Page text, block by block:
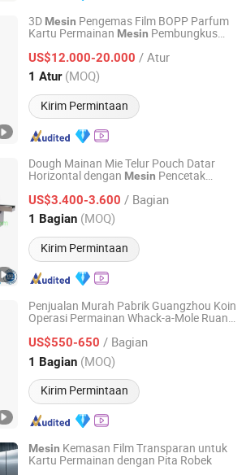
3D Mesin Pengemas Film BOPP Parfum
Kartu Permainan Mesin Pembungkus
US$12.000-20.000 / Atur
1 Atur (MOQ)
Kirim Permintaan
Import and Export Group Co., Ltd.
Harga mulai 2022
Dough Mainan Mie Telur Pouch Datar
Horizontal dengan Mesin Pencetak
US$3.400-3.600 / Bagian
1 Bagian (MOQ)
Kirim Permintaan
Co., Ltd.
Harga mulai 2010
Penjualan Murah Pabrik Guangzhou Koin
Operasi Permainan Whack-a-Mole Ruang
MesinPermainan Whack-a-Mole
US$550-650 / Bagian
1 Bagian (MOQ)
Kirim Permintaan
Yao Amusement Equipment Co., Ltd.
Harga mulai 2018
Mesin Kemasan Film Transparan untuk
Kartu Permainan dengan Pita Robek
Machinery Co., Ltd.